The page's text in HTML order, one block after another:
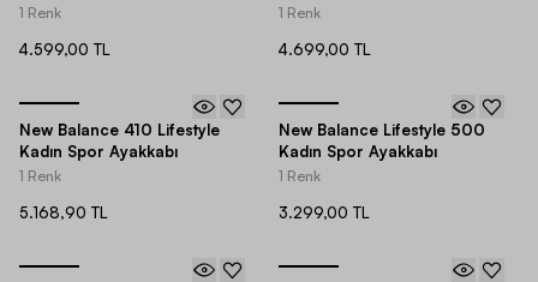
1 Renk
4.599,00 TL
1 Renk
4.699,00 TL
New Balance 410 Lifestyle
Kadın Spor Ayakkabı
1 Renk
5.168,90 TL
New Balance Lifestyle 500
Kadın Spor Ayakkabı
1 Renk
3.299,00 TL